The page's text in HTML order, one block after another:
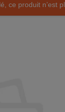
ce produit n’est